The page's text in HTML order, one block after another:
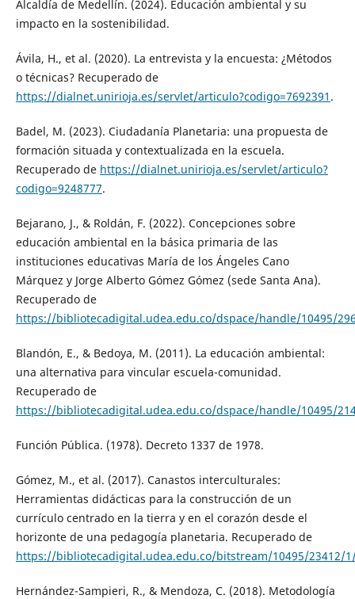
Alcaldía de Medellín. (2024). Educación ambiental y su
impacto en la sostenibilidad.
Ávila, H., et al. (2020). La entrevista y la encuesta: ¿Métodos
o técnicas? Recuperado de
https://dialnet.unirioja.es/servlet/articulo?codigo=7692391 .
Badel, M. (2023). Ciudadanía Planetaria: una propuesta de
formación situada y contextualizada en la escuela.
Recuperado de https://dialnet.unirioja.es/servlet/articulo?
codigo=9248777.
Bejarano, J., & Roldán, F. (2022). Concepciones sobre
educación ambiental en la básica primaria de las
instituciones educativas María de los Ángeles Cano
Márquez y Jorge Alberto Gómez Gómez (sede Santa Ana).
Recuperado de
https://bibliotecadigital.udea.edu.co/dspace/handle/10495/
Blandón, E., & Bedoya, M. (2011). La educación ambiental:
una alternativa para vincular escuela-comunidad.
Recuperado de
https://bibliotecadigital.udea.edu.co/dspace/handle/10495/
Función Pública. (1978). Decreto 1337 de 1978.
Gómez, M., et al. (2017). Canastos interculturales:
Herramientas didácticas para la construcción de un
currículo centrado en la tierra y en el corazón desde el
horizonte de una pedagogía planetaria. Recuperado de
https://bibliotecadigital.udea.edu.co/bitstream/10495/23412/
Hernández-Sampieri, R., & Mendoza, C. (2018). Metodología